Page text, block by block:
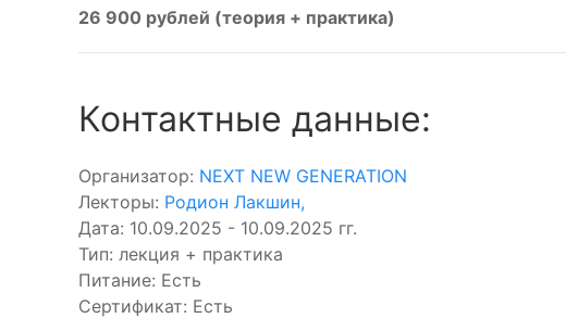
26 900 рублей (теория + практика)
Контактные данные:
Организатор: NEXT NEW GENERATION
Лекторы: Родион Лакшин,
Дата: 10.09.2025 - 10.09.2025 гг.
Тип: лекция + практика
Питание: Есть
Сертификат: Есть